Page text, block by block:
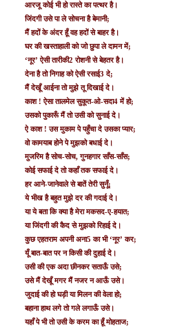
आरजू कोई भी हो रास्‍ते का पत्‍थर है।
जिंदगी उसे पा ले सोचना है बेमानी;
मैं हदों के अंदर हूँ वह हदों से बाहर है।
घर की खस्‍ताहाली को जो छुपा ले दामन में;
‘नूर’ ऐसी तारीकी2 रोशनी से बेहतर है।
देना है तो निगाह को ऐसी रसाई3 दे;
मैं देखूँ आईना तो मुझे तू दिखाई दे।
काश ! ऐसा तालमेल सुकूत-ओ-सदा4 में हो;
उसको पुकारूँ मैं तो उसी को सुनाई दे।
ऐ काश ! उस मुकाम पे पहुँचा दे उसका प्‍यार;
वो कामयाब होने पे मुझको बधाई दे।
मुजरिम है सोच-सोच, गुनहगार साँस-साँस;
कोई सफाई दे तो कहाँ तक सफाई दे।
हर आने-जानेवाले से बातें तेरी सुनूँ;
ये भीख है बहुत मुझे दर की गदाई दे।
या ये बता कि क्‍या है मेरा मकसद-ए-हयात;
या जिंदगी की कैद से मुझको रिहाई दे।
कुछ एहतराम अपनी अना5 का भी ‘नूर’ कर;
यूँ बात-बात पर न किसी की दुहाई दे।
उसी की एक अदा छीनकर सताऊँ उसे;
उसे मैं देखूँ मगर मैं नजर न आऊँ उसे।
जुदाई की हो घड़ी या मिलन की वेला हो;
बहाना हाथ लगे तो गले लगाऊँ उसे।
यहाँ पे भी तो उसी के करम का हूँ मोहताज;